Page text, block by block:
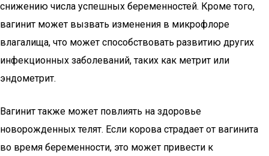
снижению числа успешных беременностей. Кроме того,
вагинит может вызвать изменения в микрофлоре
влагалища, что может способствовать развитию других
инфекционных заболеваний, таких как метрит или
эндометрит.
Вагинит также может повлиять на здоровье
новорожденных телят. Если корова страдает от вагинита
во время беременности, это может привести к